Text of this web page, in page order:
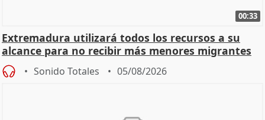
00:33
Extremadura utilizará todos los recursos a su
alcance para no recibir más menores migrantes
Sonido Totales 05/08/2026